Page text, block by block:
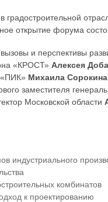
открытие форума
и перспективы
«КРОСТ»Алексея
«ПИК» Михаила Сорокина
заместителя
Московской области
индустриального
комбинатов
к проектированию